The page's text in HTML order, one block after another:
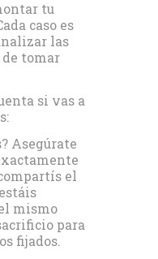
tu
caso es
las
tomar
si vas a
Asegúrate
el
mismo
para
fijados.